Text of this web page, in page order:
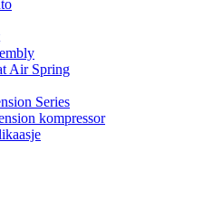
Air Spring
Series
kompressor